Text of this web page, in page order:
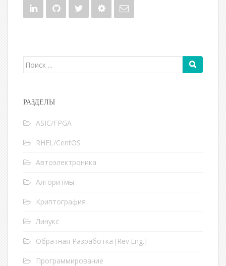
Поиск для:
РАЗДЕЛЫ
ASIC/FPGA
RHEL/CentOS
Автоэлектроника
Алгоритмы
Криптография
Линукс
Обратная Разработка [Rev.Eng.]
Программирование